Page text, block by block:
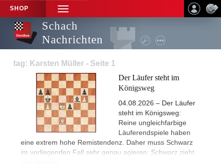
SHOP
TOGGLE
NAVIGATION
Schach
Nachrichten
tag: Karsten Müller - Seite 1
Der Läufer steht im
Königsweg
04.08.2026 – Der Läufer
steht im Königsweg:
Reine ungleichfarbige
Läuferendspiele haben
eine extrem hohe Remistendenz. Daher muss Schwarz
im vorliegenden Fall sehr genau agieren: Schwarz zieht